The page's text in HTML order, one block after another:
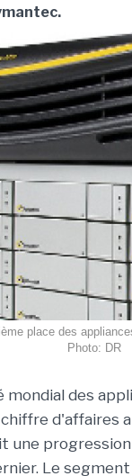
place des
Photo: DR
mondial des
d'affaires
une progression
Le